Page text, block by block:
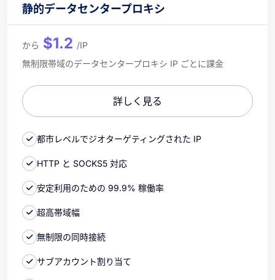
静的データセンタープロキシ
から $1.2 /IP
無制限帯域のデータセンタープロキシ IP ごとに課金
詳しく見る
都市レベルでジオターゲティングされた IP
HTTP と SOCKS5 対応
安定利用のための 99.9% 稼働率
超高帯域幅
無制限の同時接続
サブアカウント割り当て